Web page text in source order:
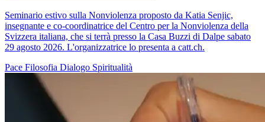
Seminario estivo sulla Nonviolenza proposto da Katia Senjic,
insegnante e co-coordinatrice del Centro per la Nonviolenza della
Svizzera italiana, che si terrà presso la Casa Buzzi di Dalpe sabato
29 agosto 2026. L'organizzatrice lo presenta a catt.ch.
Pace Filosofia Dialogo Spiritualità